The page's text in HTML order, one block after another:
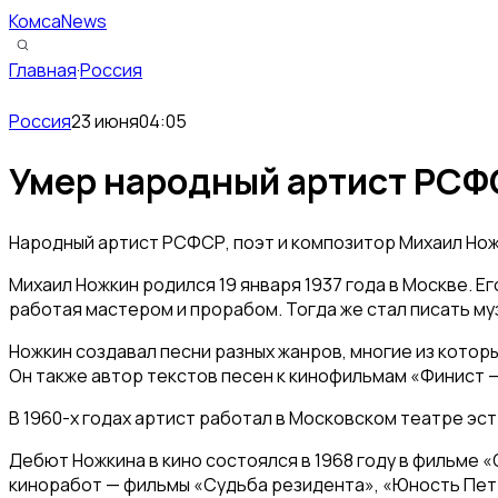
КомсаNews
Главная·Россия
Россия23 июня04:05
Умер народный артист
Народный артист РСФСР, поэт и композитор Михаил
Михаил Ножкин родился 19 января 1937 года в Москве.
работая мастером и прорабом. Тогда же стал писать
Ножкин создавал песни разных жанров, многие из
Он также автор текстов песен к кинофильмам «Финист
В 1960-х годах артист работал в Московском театре
Дебют Ножкина в кино состоялся в 1968 году в фильме
киноработ — фильмы «Судьба резидента», «Юность